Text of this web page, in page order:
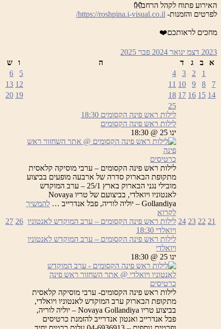
האירוע פתוח לקהל הרחב👐
לפרטים והזמנות- https://roshpina.i-visual.co.il/
מחכים לראותכם❤️
2023 דצמ ינואר 2024 פבר 2025
א
ב ג ד ה ו
ש
1
2
3
4
5
6
7
8
9
10
11
12
13
14
15
16
17
18
19
20
21
22
23
24
25
לילות ראש פינה הקסומים 18:30
לילות ראש פינה הקסומים
ינו 25 @ 18:30
כרטיסים
לילות ראש פינה הקסומים – ערבי מוסיקה קלאסית
מתקופת הבארוק סדרה של ארבעה מופעים בביצוע
מובילי נגני הבארוק בארץ 25/1 – ערב המוקדש
לאנטוניו ויואלדי, בביצועם של טריו Novaya
Gollandiya – יוליה לוריה, פבל אנדרייב …
להמשיך
לקרוא
ראש
פינה
הקסומים
לילות ראש פינה הקסומים – ערב המוקדש לאנטוניו
ויואלדי 18:30
לילות ראש פינה הקסומים – ערב המוקדש לאנטוניו
ויואלדי
ינו 25 @ 18:30
כרטיסים
לילות ראש פינה הקסומים- ערבי מוסיקה קלאסית
מתקופת הבארוק ערב המוקדש לאנטוניו ויואלדי,
בביצוע טריו Novaya Gollandiya – יוליה לוריה,
פבל אנדרייב ואנטון אנדרייב להזמנת כרטיסים
26
27